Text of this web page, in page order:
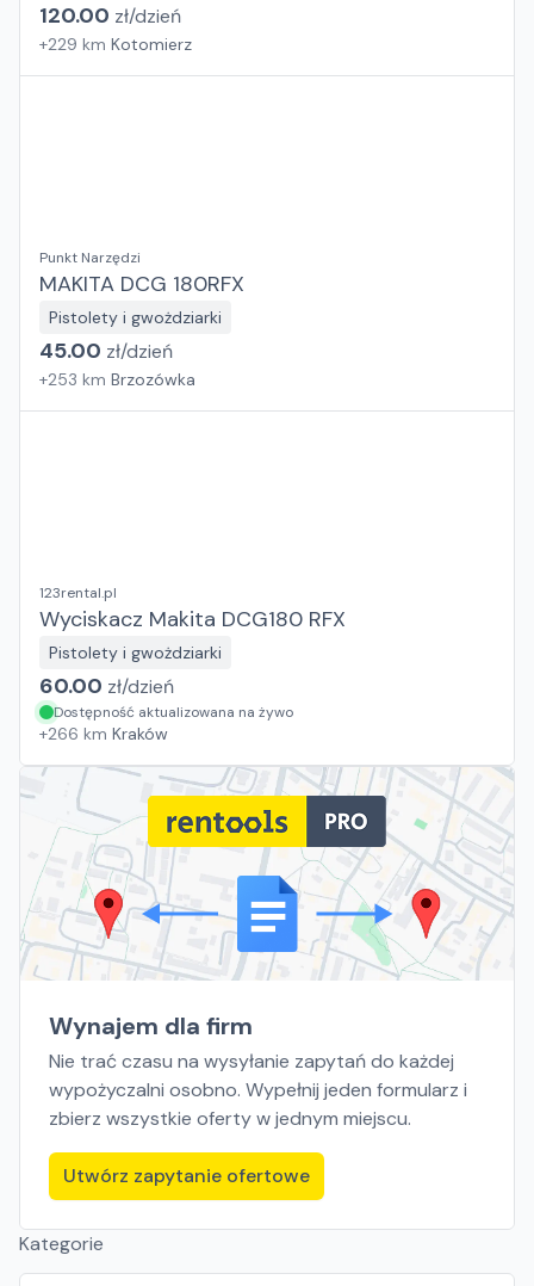
120.00 zł/dzień
+229 km Kotomierz
Punkt Narzędzi
MAKITA DCG 180RFX
Pistolety i gwożdziarki
45.00 zł/dzień
+253 km Brzozówka
123rental.pl
Wyciskacz Makita DCG180 RFX
Pistolety i gwożdziarki
60.00 zł/dzień
Dostępność aktualizowana na żywo
+266 km Kraków
Wynajem dla firm
Nie trać czasu na wysyłanie zapytań do każdej
wypożyczalni osobno. Wypełnij jeden formularz i
zbierz wszystkie oferty w jednym miejscu.
Utwórz zapytanie ofertowe
Kategorie